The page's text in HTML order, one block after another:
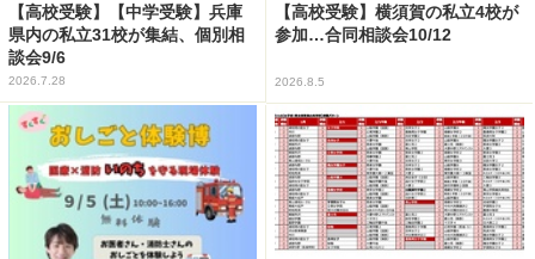
【高校受験】【中学受験】兵庫
県内の私立31校が集結、個別相
談会9/6
2026.7.28
【高校受験】横須賀の私立4校が
参加…合同相談会10/12
2026.8.5